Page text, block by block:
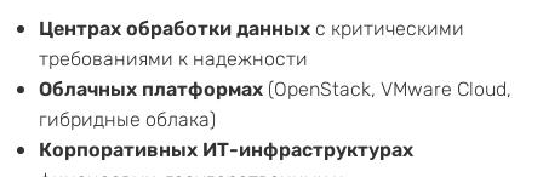
Центрах обработки данных с критическими
требованиями к надежности
Облачных платформах (OpenStack, VMware Cloud,
гибридные облака)
Корпоративных ИТ-инфраструктурах